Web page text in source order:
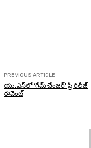
PREVIOUS ARTICLE
యు.ఎస్‌లో ‘గేమ్ చేంజర్’ ప్రీ రిలీజ్
ఈవెంట్